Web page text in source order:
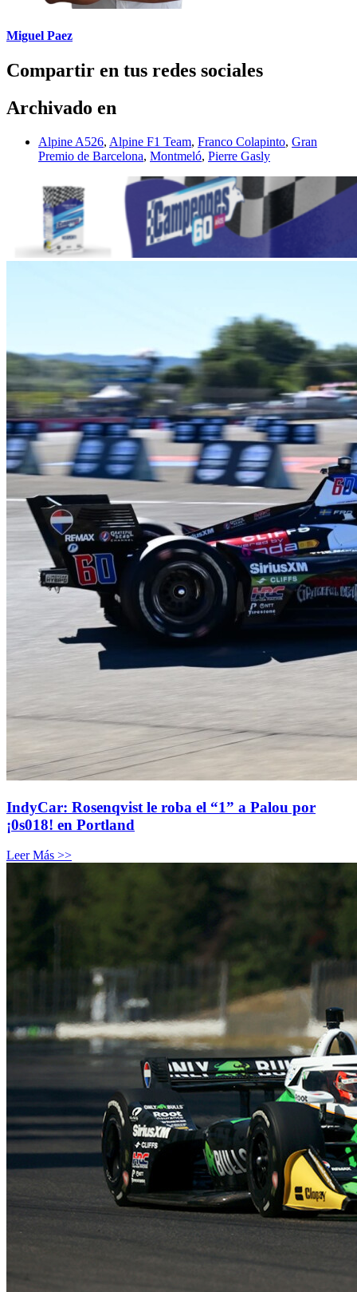
Miguel Paez
Compartir en tus redes sociales
Archivado en
Alpine A526, Alpine F1 Team, Franco Colapinto, Gran
Premio de Barcelona, Montmeló, Pierre Gasly
IndyCar: Rosenqvist le roba el “1” a Palou por
¡0s018! en Portland
Leer Más >>